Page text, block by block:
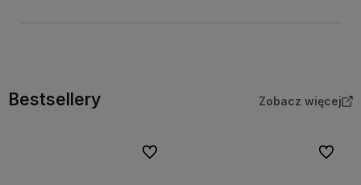
Bestsellery Zobacz więcej
Do ulubionych Do